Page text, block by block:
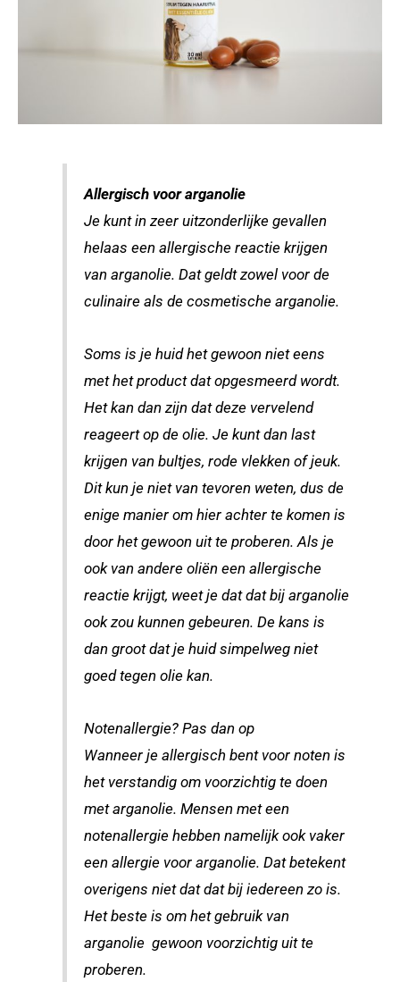
Allergisch voor arganolie
Je kunt in zeer uitzonderlijke gevallen
helaas een allergische reactie krijgen
van arganolie. Dat geldt zowel voor de
culinaire als de cosmetische arganolie.
Soms is je huid het gewoon niet eens
met het product dat opgesmeerd wordt.
Het kan dan zijn dat deze vervelend
reageert op de olie. Je kunt dan last
krijgen van bultjes, rode vlekken of jeuk.
Dit kun je niet van tevoren weten, dus de
enige manier om hier achter te komen is
door het gewoon uit te proberen. Als je
ook van andere oliën een allergische
reactie krijgt, weet je dat dat bij arganolie
ook zou kunnen gebeuren. De kans is
dan groot dat je huid simpelweg niet
goed tegen olie kan.
Notenallergie? Pas dan op
Wanneer je allergisch bent voor noten is
het verstandig om voorzichtig te doen
met arganolie. Mensen met een
notenallergie hebben namelijk ook vaker
een allergie voor arganolie. Dat betekent
overigens niet dat dat bij iedereen zo is.
Het beste is om het gebruik van
arganolie gewoon voorzichtig uit te
proberen.